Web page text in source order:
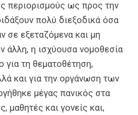
περιορισμούς ως προς την
πολύ διεξοδικά όσα
σε εξεταζόμενα και μη
άλλη, η ισχύουσα νομοθεσία
για τη θεματοθέτηση,
και για την οργάνωση των
μέγας πανικός στα
μαθητές και γονείς και,